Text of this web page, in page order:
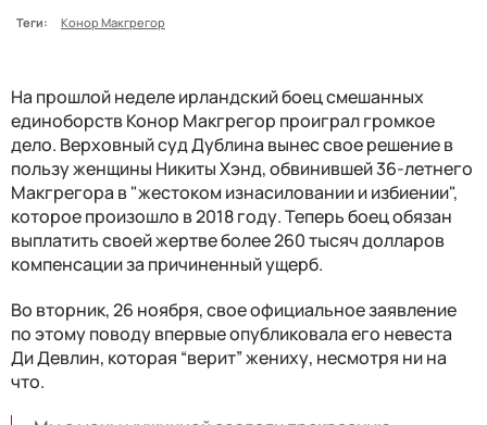
Теги:
Конор Макгрегор
На прошлой неделе ирландский боец смешанных
единоборств Конор Макгрегор проиграл громкое
дело. Верховный суд Дублина вынес свое решение в
пользу женщины Никиты Хэнд, обвинившей 36-летнего
Макгрегора в "жестоком изнасиловании и избиении",
которое произошло в 2018 году. Теперь боец обязан
выплатить своей жертве более 260 тысяч долларов
компенсации за причиненный ущерб.
Во вторник, 26 ноября, свое официальное заявление
по этому поводу впервые опубликовала его невеста
Ди Девлин, которая “верит” жениху, несмотря ни на
что.